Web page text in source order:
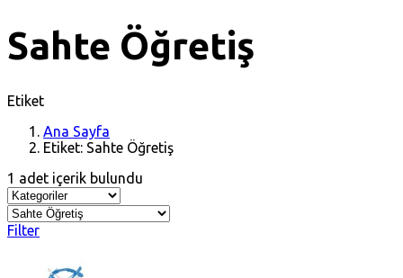
Sahte Öğretiş
Etiket
Ana Sayfa
Etiket: Sahte Öğretiş
1 adet içerik bulundu
Filter